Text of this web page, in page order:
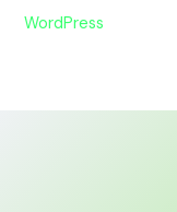
WordPress